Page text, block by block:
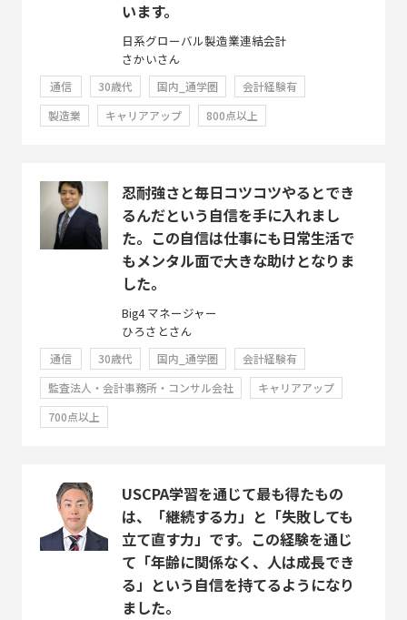
います。
日系グローバル製造業連結会計
さかいさん
通信 30歳代 国内_通学圏
会計経験有
製造業
キャリアアップ 800点以上
忍耐強さと毎日コツコツやるとでき
るんだという自信を手に入れまし
た。この自信は仕事にも日常生活で
もメンタル面で大きな助けとなりま
した。
Big4 マネージャー
ひろさとさん
通信 30歳代 国内_通学圏
会計経験有
監査法人・会計事務所・コンサル会社
キャリアアップ
700点以上
USCPA学習を通じて最も得たもの
は、「継続する力」と「失敗しても
立て直す力」です。この経験を通じ
て「年齢に関係なく、人は成長でき
る」という自信を持てるようになり
ました。